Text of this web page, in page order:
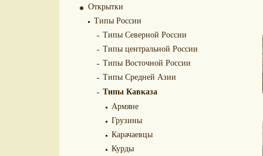
Открытки
Типы России
Типы Северной России
Типы центральной России
Типы Восточной России
Типы Средней Азии
Типы Кавказа
Армяне
Грузины
Карачаевцы
Курды